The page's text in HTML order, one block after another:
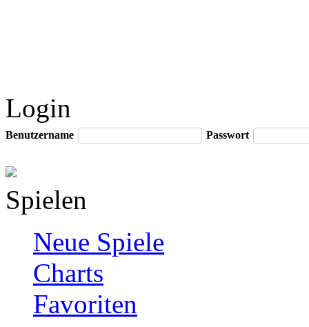
Login
Benutzername Passwort
Spielen
Neue Spiele
Charts
Favoriten